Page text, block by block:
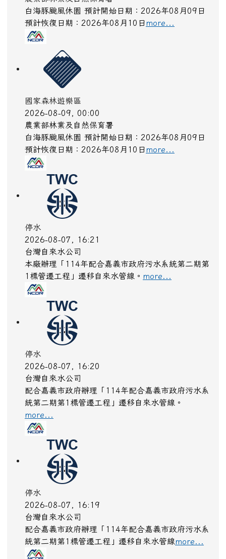
白海豚颱風休園 預計開始日期：2026年08月09日
預計恢復日期：2026年08月10日more...
國家森林遊樂區
2026-08-09, 00:00
農業部林業及自然保育署
白海豚颱風休園 預計開始日期：2026年08月09日
預計恢復日期：2026年08月10日more...
停水
2026-08-07, 16:21
台灣自來水公司
本廠辦理「114年配合嘉義市政府污水系統第二期第
1標管遷工程」遷移自來水管線。 more...
停水
2026-08-07, 16:20
台灣自來水公司
配合嘉義市政府辦理「114年配合嘉義市政府污水系
統第二期第1標管遷工程」遷移自來水管線。
more...
停水
2026-08-07, 16:19
台灣自來水公司
配合嘉義市政府辦理「114年配合嘉義市政府污水系
統第二期第1標管遷工程」遷移自來水管線more...